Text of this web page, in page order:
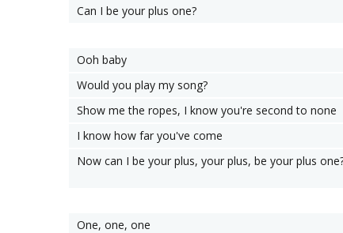
Can I be your plus one?
Ooh baby
Would you play my song?
Show me the ropes, I know you're second to none
I know how far you've come
Now can I be your plus, your plus, be your plus
One, one, one